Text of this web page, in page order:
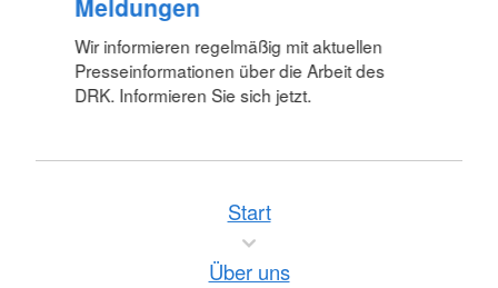
Meldungen
Wir informieren regelmäßig mit aktuellen
Presseinformationen über die Arbeit des
DRK. Informieren Sie sich jetzt.
Start
Über uns